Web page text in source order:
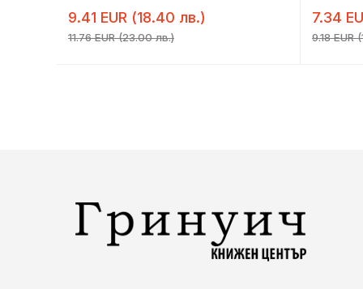
9.41 EUR (18.40 лв.)
11.76 EUR (23.00 лв.)
7.34
9.18 EUR